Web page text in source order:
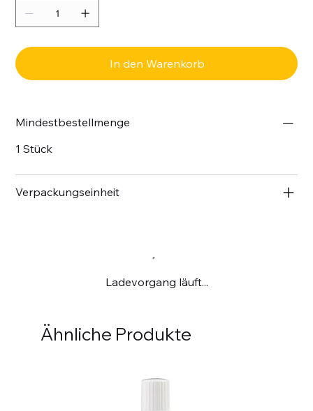
In den Warenkorb
Mindestbestellmenge
1 Stück
Verpackungseinheit
Ladevorgang läuft...
Ähnliche Produkte